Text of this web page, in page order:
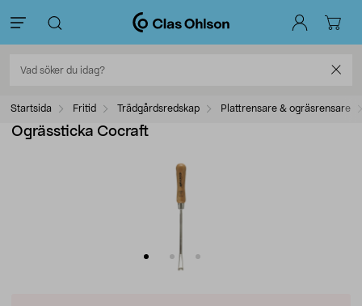
Startsida Fritid Trädgårdsredskap Plattrensare & ogräsrensare
Ogrässticka Cocraft